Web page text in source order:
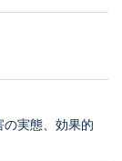
の実態、効果的